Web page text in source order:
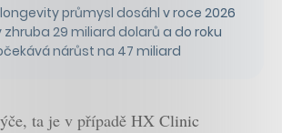
průmysl dosáhl v roce 2026
29 miliard dolarů a do roku
nárůst na 47 miliard
ta je v případě HX Clinic